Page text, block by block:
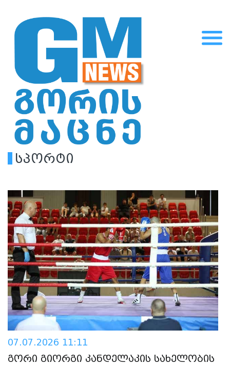
სპორტი
07.07.2026 11:11
გორი გიორგი კანდელაკის სახელობის